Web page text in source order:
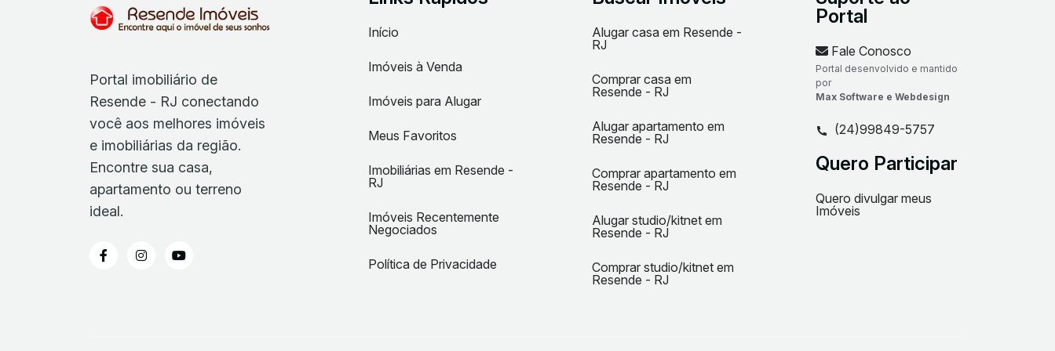
Portal imobiliário de
Resende - RJ conectando
você aos melhores imóveis
e imobiliárias da região.
Encontre sua casa,
apartamento ou terreno
ideal.
Início
Imóveis à Venda
Imóveis para Alugar
Meus Favoritos
Imobiliárias em Resende -
RJ
Imóveis Recentemente
Negociados
Política de Privacidade
Alugar casa em Resende -
RJ
Comprar casa em
Resende - RJ
Alugar apartamento em
Resende - RJ
Comprar apartamento em
Resende - RJ
Alugar studio/kitnet em
Resende - RJ
Comprar studio/kitnet em
Resende - RJ
Portal
Fale Conosco
Portal desenvolvido e mantido
por
Max Software e Webdesign
(24)99849-5757
Quero Participar
Quero divulgar meus
Imóveis